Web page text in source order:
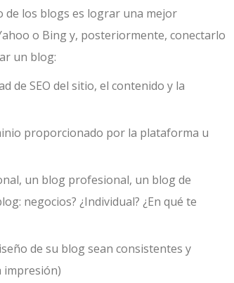
los blogs es lograr una mejor
o Bing y, posteriormente, conectarlo
un blog:
de SEO del sitio, el contenido y la
proporcionado por la plataforma u
un blog profesional, un blog de
negocios? ¿Individual? ¿En qué te
de su blog sean consistentes y
impresión)